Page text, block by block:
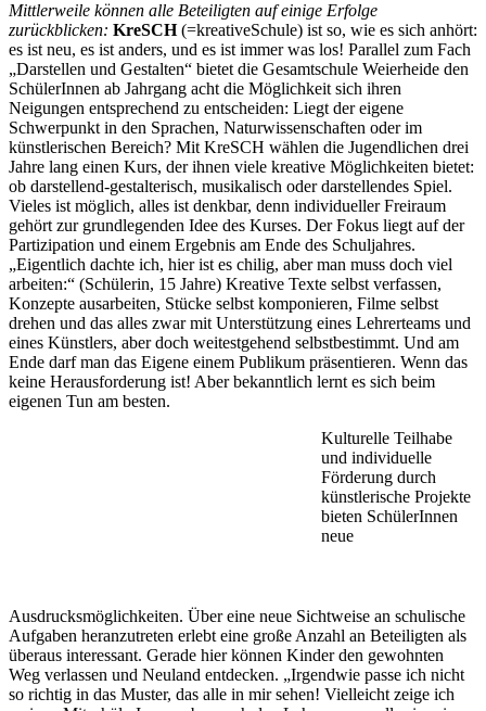
Mittlerweile können alle Beteiligten auf einige Erfolge
zurückblicken: KreSCH(=kreativeSchule) ist so, wie es sich anhört:
es ist neu, es ist anders, und es ist immer was los! Parallel zum Fach
„Darstellen und Gestalten“ bietet die Gesamtschule Weierheide den
SchülerInnen ab Jahrgang acht die Möglichkeit sich ihren
Neigungen entsprechend zu entscheiden: Liegt der eigene
Schwerpunkt in den Sprachen, Naturwissenschaften oder im
künstlerischen Bereich? Mit KreSCH wählen die Jugendlichen drei
Jahre lang einen Kurs, der ihnen viele kreative Möglichkeiten bietet:
ob darstellend-gestalterisch, musikalisch oder darstellendes Spiel.
Vieles ist möglich, alles ist denkbar, denn individueller Freiraum
gehört zur grundlegenden Idee des Kurses. Der Fokus liegt auf der
Partizipation und einem Ergebnis am Ende des Schuljahres.
„Eigentlich dachte ich, hier ist es chilig, aber man muss doch viel
arbeiten:“ (Schülerin, 15 Jahre) Kreative Texte selbst verfassen,
Konzepte ausarbeiten, Stücke selbst komponieren, Filme selbst
drehen und das alles zwar mit Unterstützung eines Lehrerteams und
eines Künstlers, aber doch weitestgehend selbstbestimmt. Und am
Ende darf man das Eigene einem Publikum präsentieren. Wenn das
keine Herausforderung ist! Aber bekanntlich lernt es sich beim
eigenen Tun am besten.
Kulturelle Teilhabe
und individuelle
Förderung durch
künstlerische Projekte
bieten SchülerInnen
neue
Ausdrucksmöglichkeiten. Über eine neue Sichtweise an schulische
Aufgaben heranzutreten erlebt eine große Anzahl an Beteiligten als
überaus interessant. Gerade hier können Kinder den gewohnten
Weg verlassen und Neuland entdecken. „Irgendwie passe ich nicht
so richtig in das Muster, das alle in mir sehen! Vielleicht zeige ich